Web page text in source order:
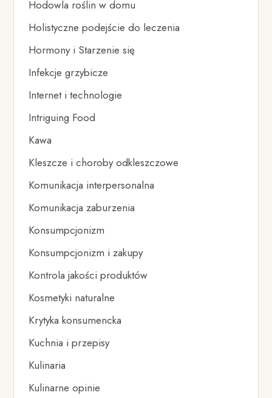
Hodowla roślin w domu
Holistyczne podejście do leczenia
Hormony i Starzenie się
Infekcje grzybicze
Internet i technologie
Intriguing Food
Kawa
Kleszcze i choroby odkleszczowe
Komunikacja interpersonalna
Komunikacja zaburzenia
Konsumpcjonizm
Konsumpcjonizm i zakupy
Kontrola jakości produktów
Kosmetyki naturalne
Krytyka konsumencka
Kuchnia i przepisy
Kulinaria
Kulinarne opinie